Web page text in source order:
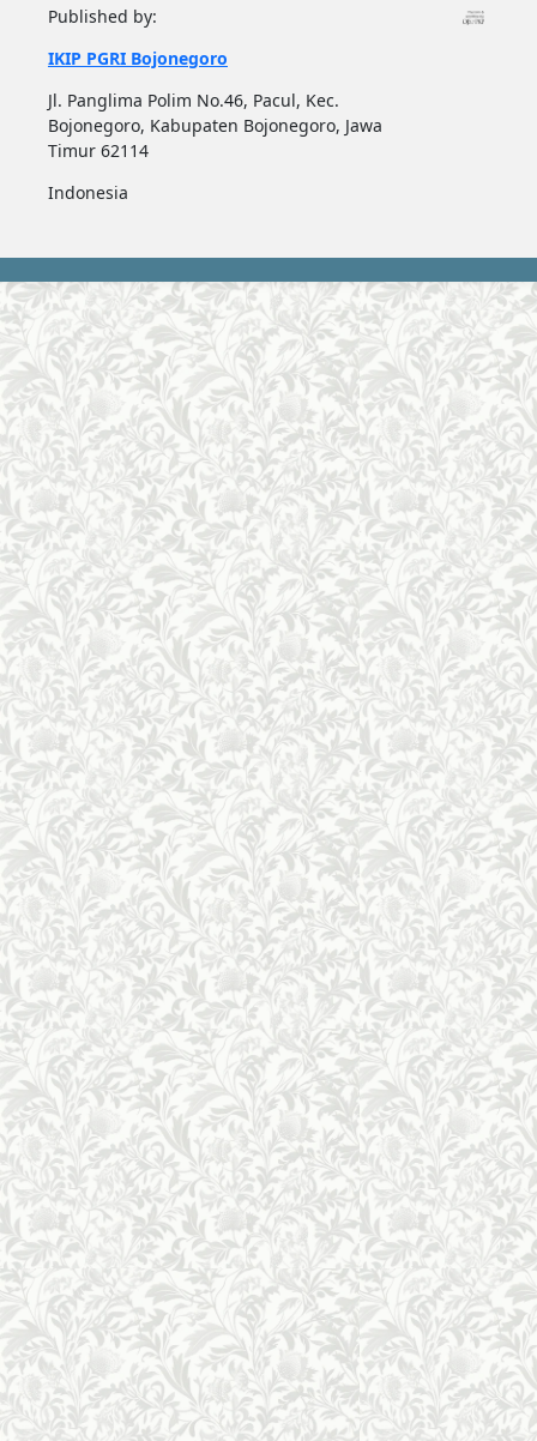
Published by:
IKIP PGRI Bojonegoro
Jl. Panglima Polim No.46, Pacul, Kec.
Bojonegoro, Kabupaten Bojonegoro, Jawa
Timur 62114
Indonesia